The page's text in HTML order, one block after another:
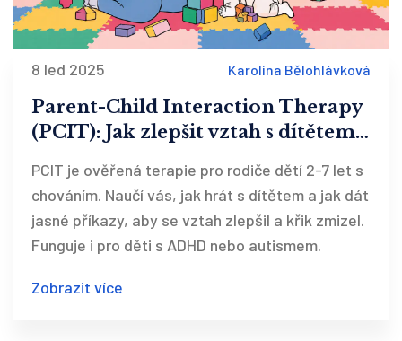
8 led 2025 Karolína Bělohlávková
Parent-Child Interaction Therapy
(PCIT): Jak zlepšit vztah s dítětem
PCIT je ověřená terapie pro rodiče dětí 2-7 let s
chováním. Naučí vás, jak hrát s dítětem a jak dát
jasné příkazy, aby se vztah zlepšil a křik zmizel.
Funguje i pro děti s ADHD nebo autismem.
Zobrazit více